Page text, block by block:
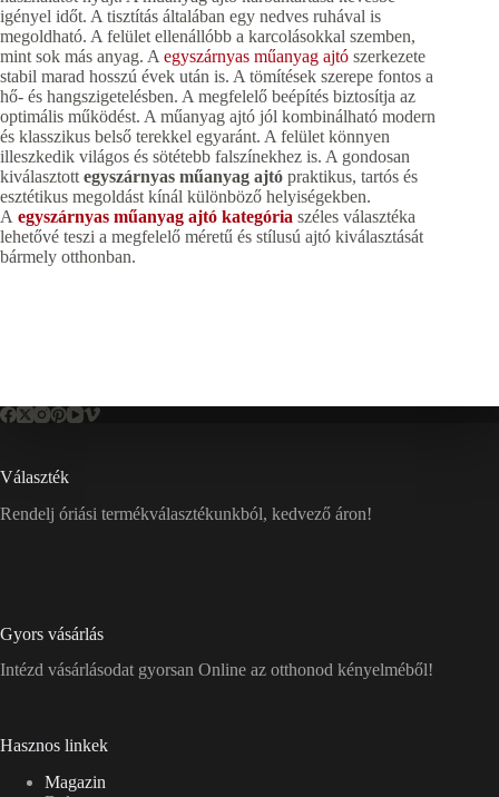
igényel időt. A tisztítás általában egy nedves ruhával is
megoldható. A felület ellenállóbb a karcolásokkal szemben,
mint sok más anyag. Aegyszárnyas műanyag ajtó szerkezete
stabil marad hosszú évek után is. A tömítések szerepe fontos a
hő- és hangszigetelésben. A megfelelő beépítés biztosítja az
optimális működést. A műanyag ajtó jól kombinálható modern
és klasszikus belső terekkel egyaránt. A felület könnyen
illeszkedik világos és sötétebb falszínekhez is. A gondosan
kiválasztottegyszárnyas műanyag ajtó praktikus, tartós és
esztétikus megoldást kínál különböző helyiségekben.
A egyszárnyas műanyag ajtó kategória széles választéka
lehetővé teszi a megfelelő méretű és stílusú ajtó kiválasztását
bármely otthonban.
Választék
Rendelj óriási termékválasztékunkból, kedvező áron!
Gyors vásárlás
Intézd vásárlásodat gyorsan Online az otthonod kényelméből!
Hasznos linkek
Magazin